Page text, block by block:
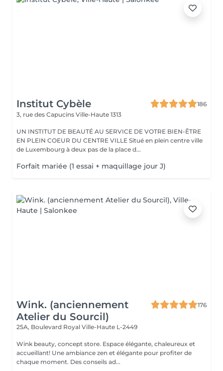
Institut Cybèle
186
3, rue des Capucins Ville-Haute 1313
UN INSTITUT DE BEAUTÉ AU SERVICE DE VOTRE BIEN-ÊTRE
EN PLEIN COEUR DU CENTRE VILLE Situé en plein centre ville
de Luxembourg à deux pas de la place d...
Forfait mariée (1 essai + maquillage jour J)
Wink. (anciennement
Atelier du Sourcil)
176
25A, Boulevard Royal Ville-Haute L-2449
Wink beauty, concept store. Espace élégante, chaleureux et
accueillant! Une ambiance zen et élégante pour profiter de
chaque moment. Des conseils ad...